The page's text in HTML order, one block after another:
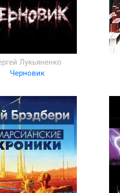
Лукьяненко
Черновик